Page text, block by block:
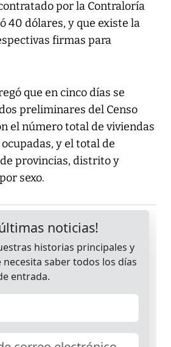
por la Contraloría
40 dólares, y que existe la
firmas para
que en cinco días se
preliminares del Censo
el número total de viviendas
y el total de
provincias, distrito y
sexo.